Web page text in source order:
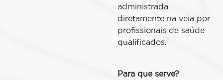
administrada
diretamente na veia por
profissionais de saúde
qualificados.
Para que serve?